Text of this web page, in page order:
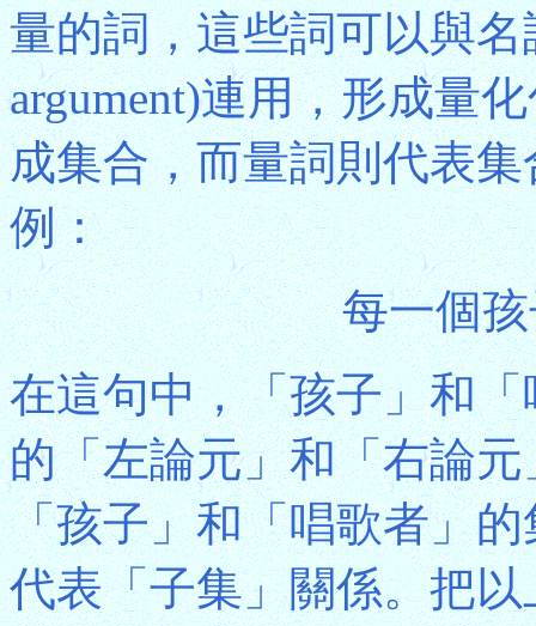
量的詞，這些詞可以與
argument)連用，形成量
成集合，而量詞則代表
例：
每一個
在這句中，「孩子」和
的「左論元」和「右論
「孩子」和「唱歌者」
代表「子集」關係。把